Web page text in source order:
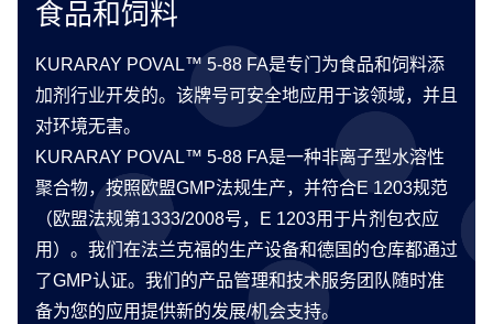
食品和饲料
KURARAY POVAL™ 5-88 FA是专门为食品和饲料添
加剂行业开发的。该牌号可安全地应用于该领域，并且
对环境无害。
KURARAY POVAL™ 5-88 FA是一种非离子型水溶性
聚合物，按照欧盟GMP法规生产，并符合E 1203规范
（欧盟法规第1333/2008号，E 1203用于片剂包衣应
用）。我们在法兰克福的生产设备和德国的仓库都通过
了GMP认证。我们的产品管理和技术服务团队随时准
备为您的应用提供新的发展/机会支持。